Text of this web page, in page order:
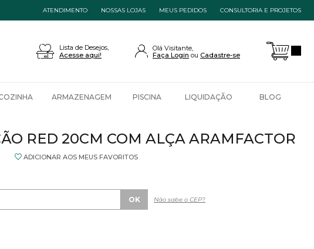
ATENDIMENTO NOSSAS LOJAS MEUS PEDIDOS CONSULTORIA E PROJETOS
Olá Visitante,
Faça Login
Cadastre-se
Lista de Desejos,
Acesse aqui!
ARMAZENAGEM PISCINA LIQUIDAÇÃO BLOG
RED 20CM COM ALÇA ARAMFACTOR
ADICIONAR AOS MEUS FAVORITOS
Não sabe o CEP?